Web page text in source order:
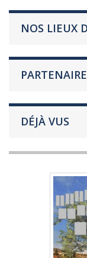
NOS LIEUX
DÉJÀ VUS